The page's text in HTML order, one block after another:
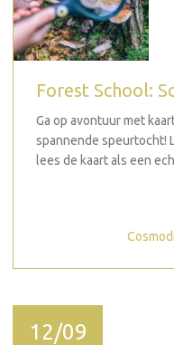
Forest School:
Ga op avontuur met
spannende speurtocht!
lees de kaart als een
12/09